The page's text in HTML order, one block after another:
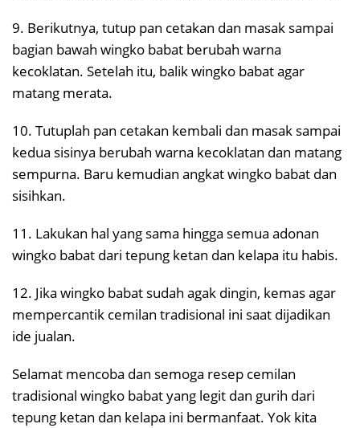
9. Berikutnya, tutup pan cetakan dan masak sampai
bagian bawah wingko babat berubah warna
kecoklatan. Setelah itu, balik wingko babat agar
matang merata.
10. Tutuplah pan cetakan kembali dan masak sampai
kedua sisinya berubah warna kecoklatan dan matang
sempurna. Baru kemudian angkat wingko babat dan
sisihkan.
11. Lakukan hal yang sama hingga semua adonan
wingko babat dari tepung ketan dan kelapa itu habis.
12. Jika wingko babat sudah agak dingin, kemas agar
mempercantik cemilan tradisional ini saat dijadikan
ide jualan.
Selamat mencoba dan semoga resep cemilan
tradisional wingko babat yang legit dan gurih dari
tepung ketan dan kelapa ini bermanfaat. Yok kita